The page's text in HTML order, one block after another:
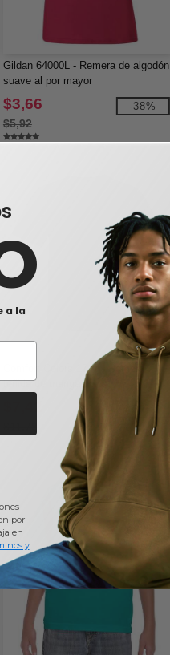
Gildan 64000L - Remera de algodón
suave al por mayor
$3,66
$5,92
-38%
Comfort Colors 1717 - Remera
teñida de manga corta
-37%
a la
por
en
y